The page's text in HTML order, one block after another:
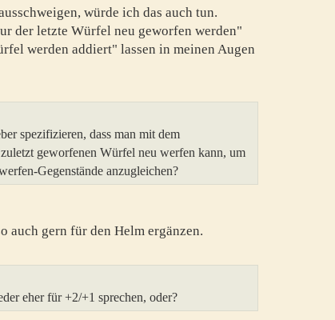
würde ich das auch tun.
der letzte Würfel neu geworfen werden"
werden addiert" lassen in meinen Augen
spezifizieren, dass man mit dem
geworfenen Würfel neu werfen kann, um
Gegenstände anzugleichen?
auch gern für den Helm ergänzen.
eher für +2/+1 sprechen, oder?